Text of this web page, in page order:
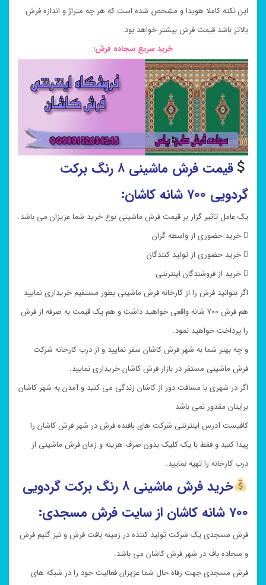
این نکته کاملا هویدا و مشخص شده است که هر چه متراژ و اندازه فرش
بالاتر باشد قیمت فرش بیشتر خواهد بود.
خرید سریع سجاده فرش:
قیمت فرش ماشینی ۸ رنگ برکت
گردویی ۷۰۰ شانه کاشان:
یک عامل تاثیر گزار بر قیمت فرش ماشینی نوع خرید شما عزیزان می باشد.
 خرید حضوری از واسطه گران
 خرید حضوری از تولید کنندگان
 خرید از فروشندگان اینترنتی
اگر بتوانید فرش را از کارخانه فرش ماشینی بطور مستقیم خریداری نمایید
هم فرش ۷۰۰ شانه واقعی خواهید داشت و هم یک قیمت به صرفه از فرش
را پرداخت خواهید نمود.
و چه بهتر شما به شهر فرش کاشان سفر نمایید و از درب کارخانه شرکت
فرش ماشینی مستقر در بازار فرش کاشان خریداری نمایید.
اگر در شهری با مسافت دور از کاشان زندگی می کنید و آمدن به شهر کاشان
برایتان مقدور نمی باشد
کافیست آدرس اینترنتی شرکت های بافنده فرش در شهر فرش کاشان را
پیدا کنید و فقط با یک کلیک بدون صرف هزینه و زمان فرش ماشینی از
درب کارخانه را تهیه نمایید.
خرید
فرش ماشینی ۸ رنگ برکت گردویی
۷۰۰ شانه کاشان از سایت فرش مسجدی:
فرش مسجدی یک شرکت تولید کننده در زمینه بافت فرش و نیز گلیم فرش
و سجاده باف در شهر فرش کاشان می باشد.
فرش مسجدی جهت رفاه حال شما عزیزان فعالیت خود را در شبکه های